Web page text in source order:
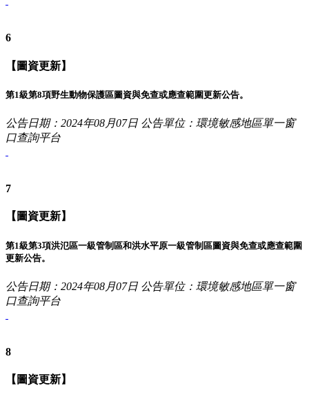
6
【圖資更新】
第1級第8項野生動物保護區圖資與免查或應查範圍更新公告。
公告日期：2024年08月07日 公告單位：環境敏感地區單一窗
口查詢平台
7
【圖資更新】
第1級第3項洪氾區一級管制區和洪水平原一級管制區圖資與免查或應查範圍
更新公告。
公告日期：2024年08月07日 公告單位：環境敏感地區單一窗
口查詢平台
8
【圖資更新】